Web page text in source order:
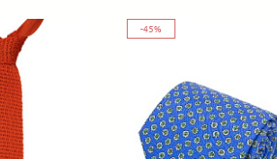
-45%